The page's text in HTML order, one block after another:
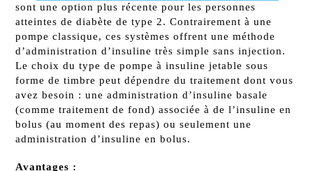
sont une option plus récente pour les personnes
atteintes de diabète de type 2. Contrairement à une
pompe classique, ces systèmes offrent une méthode
d’administration d’insuline très simple sans injection.
Le choix du type de pompe à insuline jetable sous
forme de timbre peut dépendre du traitement dont vous
avez besoin : une administration d’insuline basale
(comme traitement de fond) associée à de l’insuline en
bolus (au moment des repas) ou seulement une
administration d’insuline en bolus.
Avantages :